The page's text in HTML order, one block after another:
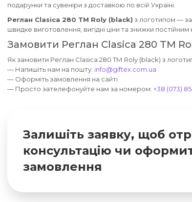
подарунки та сувеніри з доставкою по всій Україні.
Реглан Clasica 280 ТМ Roly (black) з логотипом —
швидке виготовлення, вигідні ціни та знижки
Замовити Реглан Clasica 280 ТМ
Як замовити Реглан Clasica 280 ТМ Roly (black) з
— Напишіть нам на пошту: info@giftex.com.ua
— Оформіть замовлення на сайті
— Просто зателефонуйте нам за номером: +38 (073)
Залишіть заявку, щоб
консультацію чи
замовлення